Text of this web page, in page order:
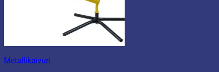
Metallikaivuri